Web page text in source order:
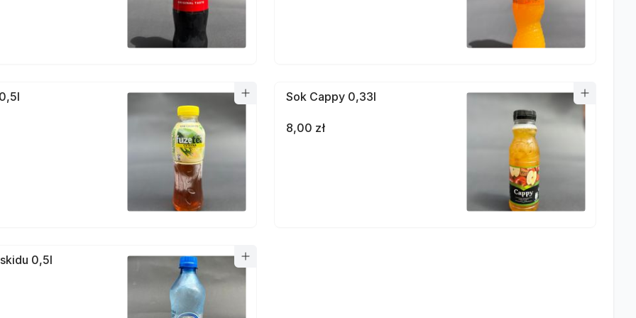
Sok Cappy 0,33l
8,00 zł
0,5l